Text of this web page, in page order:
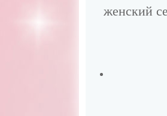
женский